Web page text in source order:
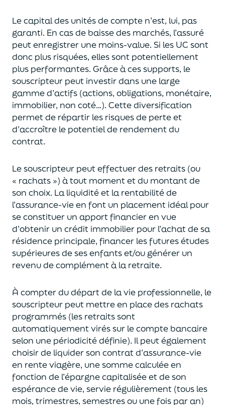
Le capital des unités de compte n’est, lui, pas
garanti. En casde baisse des marchés, l’assuré
peut enregistrer une moins-value. Si les UC sont
donc plus risquées, elles sont potentiellement
plus performantes. Grâce à ces supports, le
souscripteur peut investir dans une large
gamme d’actifs (actions, obligations, monétaire,
immobilier, non coté…). Cette diversification
permet de répartir les risques de perte et
d’accroître le potentielde rendement du
contrat.
Le souscripteur peut effectuer des retraits (ou
« rachats ») à tout moment et du montant de
son choix. Laliquiditéet la rentabilité de
l’assurance-vie en font un placement idéal pour
se constituer un apport financier en vue
d’obtenir un crédit immobilier pour l’achat desa
résidence principale, financer les futures études
supérieures de ses enfantset/ou générer un
revenu de complément à la retraite.
À compter du départ de la vie professionnelle, le
souscripteur peut mettre en place des rachats
programmés (les retraits sont
automatiquement virés sur le compte bancaire
selon une périodicité définie). Il peut également
choisirde liquider son contrat d’assurance-vie
en rente viagère, une somme calculée en
fonction de l’épargne capitalisée et deson
espérance de vie, servie régulièrement (tous les
mois, trimestres, semestres ou une fois par an)